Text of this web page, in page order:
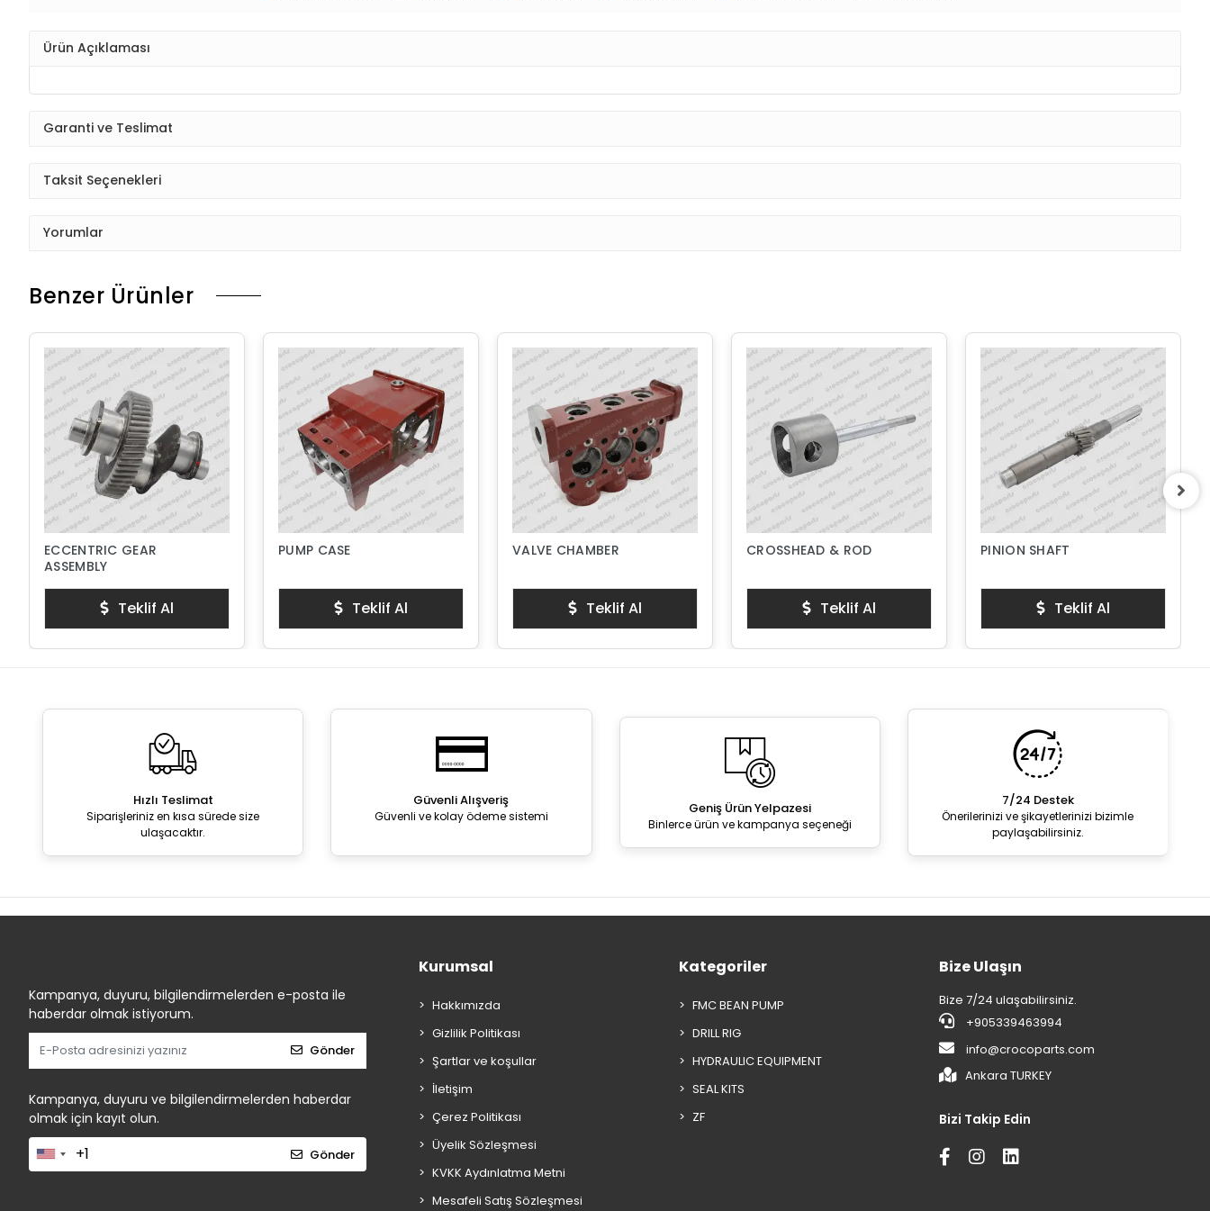
Ürün Açıklaması
Garanti ve Teslimat
Taksit Seçenekleri
Yorumlar
Benzer Ürünler
ECCENTRIC GEAR
ASSEMBLY
Teklif Al
PUMP CASE
Teklif Al
VALVE CHAMBER
Teklif Al
CROSSHEAD & ROD
Teklif Al
PINION SHAFT
Teklif Al
Hızlı Teslimat
Siparişleriniz en kısa sürede size
ulaşacaktır.
Güvenli Alışveriş
Güvenli ve kolay ödeme sistemi Geniş Ürün Yelpazesi
Binlerce ürün ve kampanya seçeneği
7/24 Destek
Önerilerinizi ve şikayetlerinizi bizimle
paylaşabilirsiniz.
Kampanya, duyuru, bilgilendirmelerden e-posta ile
haberdar olmak istiyorum.
Gönder
Kampanya, duyuru ve bilgilendirmelerden haberdar
olmak için kayıt olun.
Gönder
Kurumsal
Hakkımızda
Gizlilik Politikası
Şartlar ve koşullar
İletişim
Çerez Politikası
Üyelik Sözleşmesi
KVKK Aydınlatma Metni
Mesafeli Satış Sözleşmesi
Kategoriler
FMC BEAN PUMP
DRILL RIG
HYDRAULIC EQUIPMENT
SEAL KITS
ZF
Bize Ulaşın
Bize 7/24 ulaşabilirsiniz.
+905339463994
info@crocoparts.com
Ankara TURKEY
Bizi Takip Edin